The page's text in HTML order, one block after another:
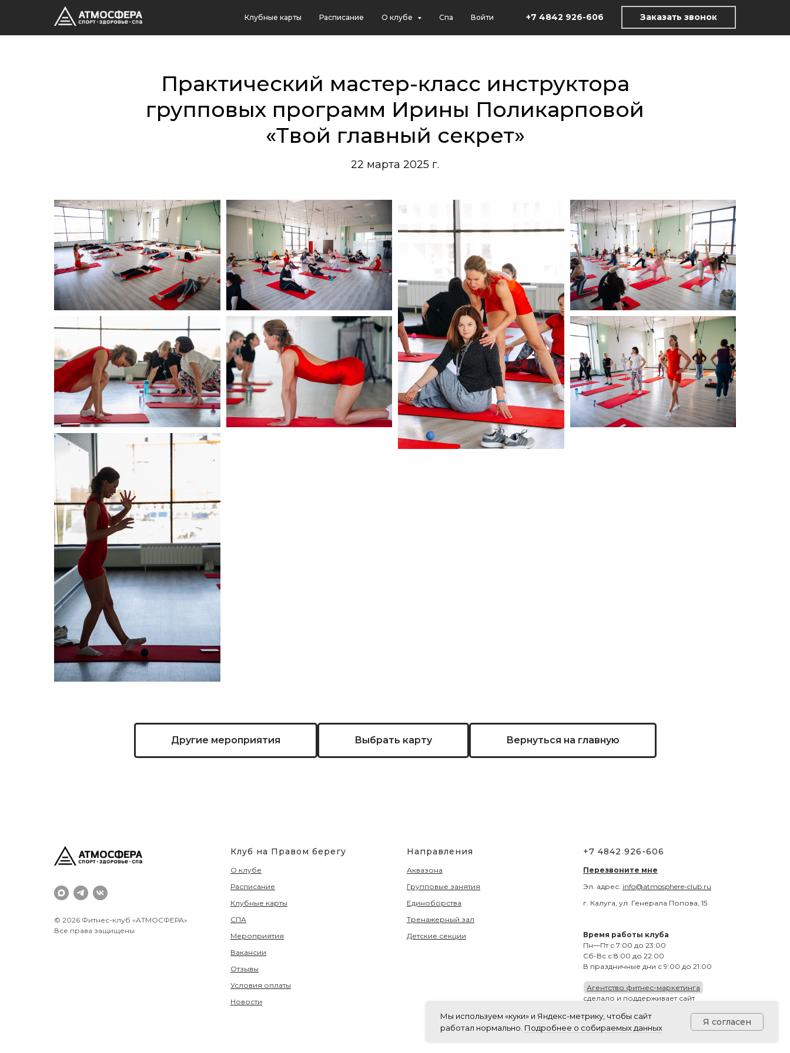
Клубные карты Расписание О клубе Спа Войти +7 4842 926-606 Заказать звонок
Практический мастер-класс инструктора
групповых программ Ирины Поликарповой
«Твой главный секрет»
22 марта 2025 г.
Другие мероприятия Выбрать карту Вернуться на главную
© 2026 Фитнес-клуб «АТМОСФЕРА»
Все права защищены
Клуб на Правом берегу
О клубе
Расписание
Клубные карты
СПА
Мероприятия
Вакансии
Отзывы
Условия оплаты
Новости
Направления
Аквазона
Групповые занятия
Единоборства
Тренажерный зал
Детские секции
+7 4842 926-606
Перезвоните мне
Эл. адрес: info@atmosphere-club.ru
г. Калуга, ул. Генерала Попова, 15
Время работы клуба
Пн—Пт с 7:00 до 23:00
Сб-Вс с 8:00 до 22:00
В праздничные дни с 9:00 до 21:00
Агентство фитнес-маркетинга
сделало и поддерживает сайт
Мы используем «куки» и Яндекс-метрику, чтобы сайт
работал нормально. Подробнее о собираемых данных
Я согласен